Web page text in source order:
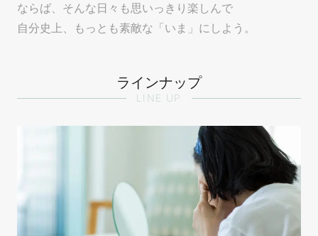
ならば、そんな日々も思いっきり楽しんで
自分史上、もっとも素敵な「いま」にしよう。
ラインナップ
LINE UP